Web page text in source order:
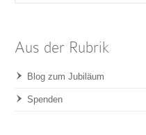
Aus der Rubrik
Blog zum Jubiläum
Spenden